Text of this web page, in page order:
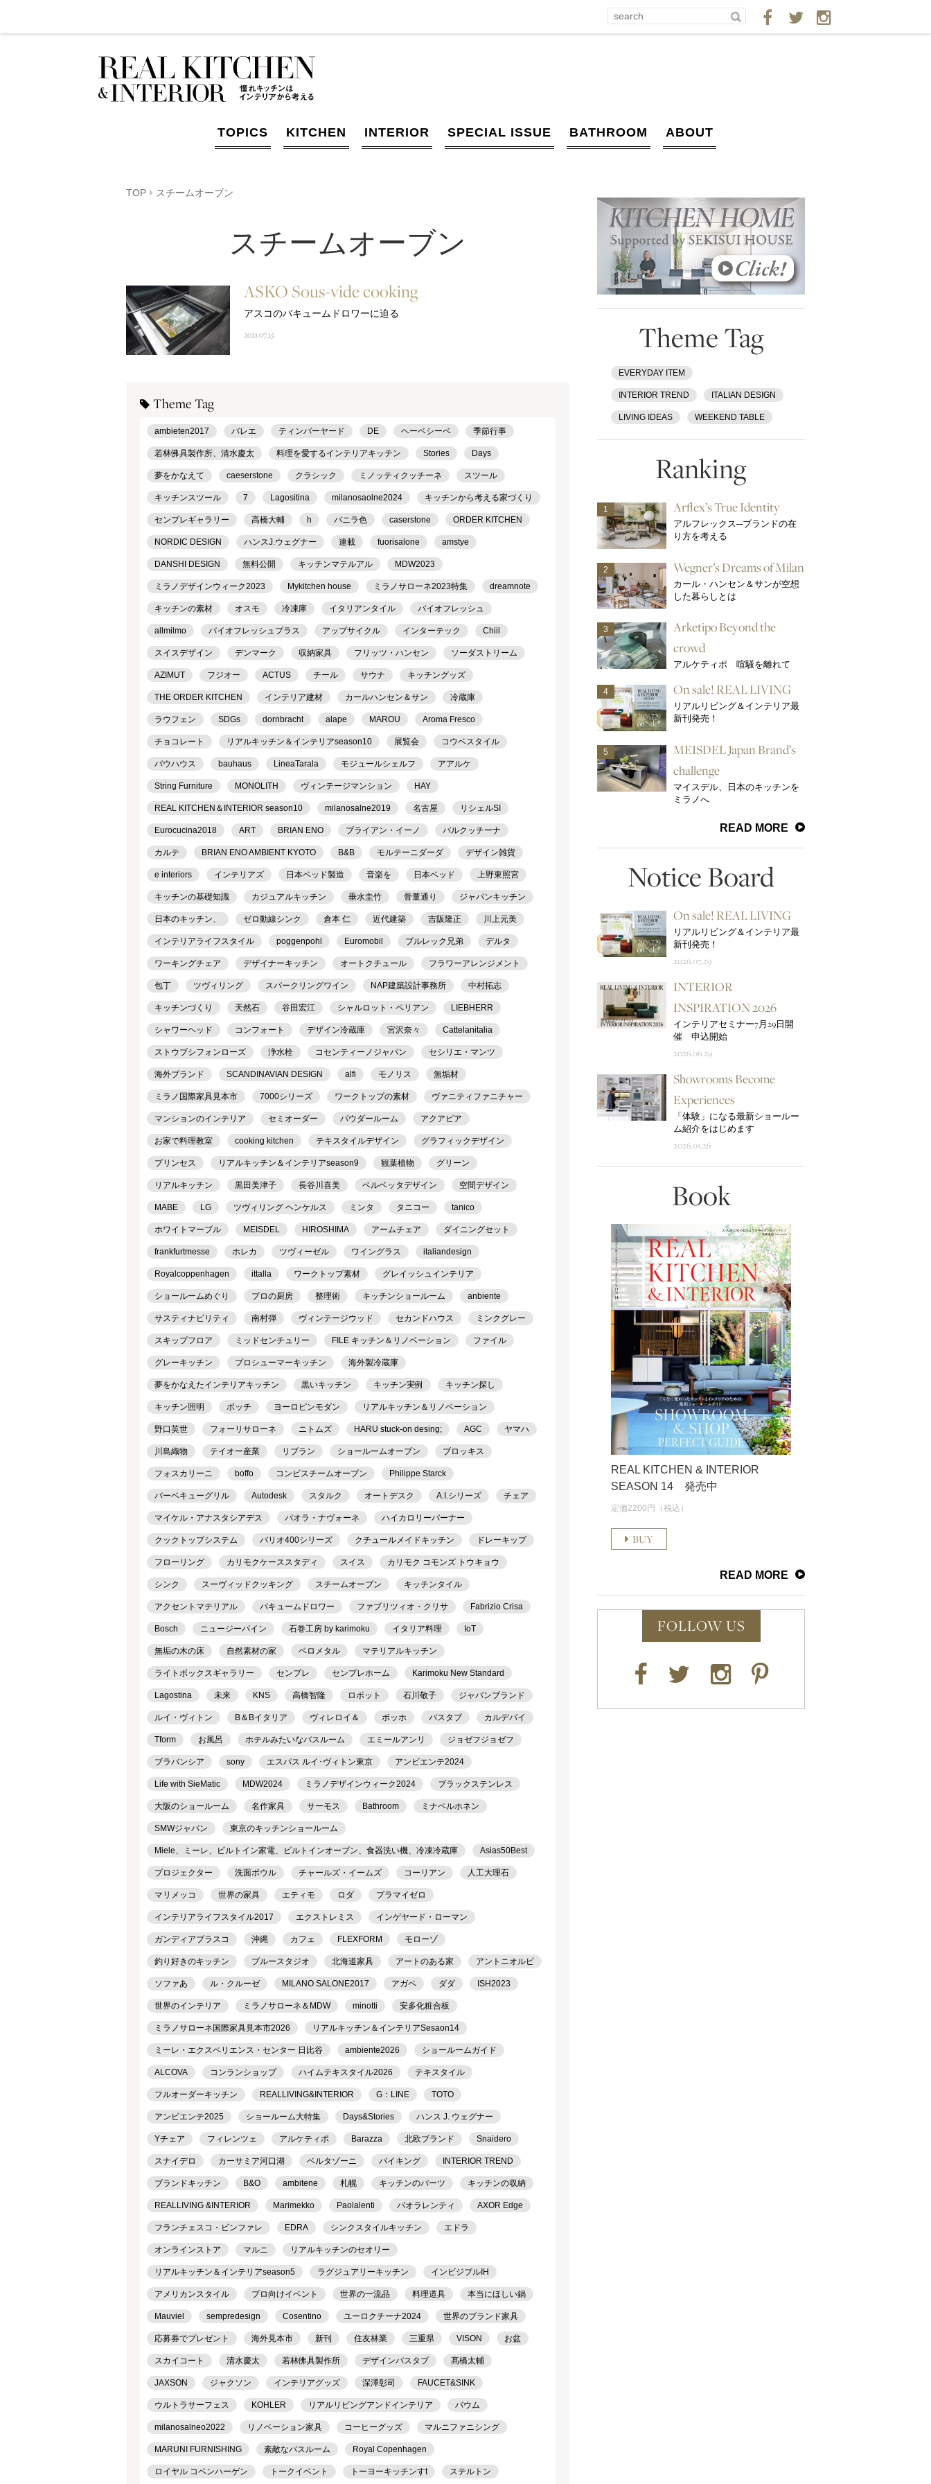
TOPICS KITCHEN INTERIOR SPECIAL ISSUE BATHROOM ABOUT
TOP スチームオーブン
スチームオーブン
ASKO Sous-vide cooking
アスコのバキュームドロワーに迫る
2021.07.25
Theme Tag
ambieten2017 バレエ ティンバーヤード DE ヘーベシーベ 季節行事
若林佛具製作所、清水慶太 料理を愛するインテリアキッチン Stories Days
夢をかなえて caeserstone クラシック ミノッティクッチーネ スツール
キッチンスツール 7 Lagositina milanosaolne2024 キッチンから考える家づくり
センプレギャラリー 高橋大輔 h バニラ色 caserstone ORDER KITCHEN
NORDIC DESIGN ハンスJ.ウェグナー 連載 fuorisalone amstye
DANSHI DESIGN 無料公開 キッチンマテルアル MDW2023
ミラノデザインウィーク2023 Mykitchen house ミラノサローネ2023特集 dreamnote
キッチンの素材 オスモ 冷凍庫 イタリアンタイル バイオフレッシュ
allmilmo バイオフレッシュプラス アップサイクル インターテック Chiil
スイスデザイン デンマーク 収納家具 フリッツ・ハンセン ソーダストリーム
AZIMUT フジオー ACTUS チール サウナ キッチングッズ
THE ORDER KITCHEN インテリア建材 カールハンセン＆サン 冷蔵庫
ラウフェン SDGs dornbracht alape MAROU Aroma Fresco
チョコレート リアルキッチン＆インテリアseason10 展覧会 コウベスタイル
バウハウス bauhaus LineaTarala モジュールシェルフ アアルケ
String Furniture MONOLITH ヴィンテージマンション HAY
REAL KITCHEN＆INTERIOR season10 milanosalne2019 名古屋 リシェルSI
Eurocucina2018 ART BRIAN ENO ブライアン・イーノ バルクッチーナ
カルテ BRIAN ENO AMBIENT KYOTO B&B モルテーニダーダ デザイン雑貨
e interiors インテリアズ 日本ベッド製造 音楽を 日本ベッド 上野東照宮
キッチンの基礎知識 カジュアルキッチン 垂水圭竹 骨董通り ジャパンキッチン
日本のキッチン、 ゼロ動線シンク 倉本 仁 近代建築 吉阪隆正 川上元美
インテリアライフスタイル poggenpohl Euromobil ブルレック兄弟 デルタ
ワーキングチェア デザイナーキッチン オートクチュール フラワーアレンジメント
包丁 ツヴィリング スパークリングワイン NAP建築設計事務所 中村拓志
キッチンづくり 天然石 谷田宏江 シャルロット・ペリアン LIEBHERR
シャワーヘッド コンフォート デザイン冷蔵庫 宮沢奈々 Cattelanitalia
ストウブシフォンローズ 浄水栓 コセンティーノジャパン セシリエ・マンツ
海外ブランド SCANDINAVIAN DESIGN alfi モノリス 無垢材
ミラノ国際家具見本市 7000シリーズ ワークトップの素材 ヴァニティファニチャー
マンションのインテリア セミオーダー パウダールーム アクアピア
お家で料理教室 cooking kitchen テキスタイルデザイン グラフィックデザイン
プリンセス リアルキッチン＆インテリアseason9 観葉植物 グリーン
リアルキッチン 黒田美津子 長谷川喜美 ベルベッタデザイン 空間デザイン
MABE LG ツヴィリング ヘンケルス ミンタ タニコー tanico
ホワイトマーブル MEISDEL HIROSHIMA アームチェア ダイニングセット
frankfurtmesse ホレカ ツヴィーゼル ワイングラス italiandesign
Royalcoppenhagen ittalla ワークトップ素材 グレイッシュインテリア
ショールームめぐり プロの厨房 整理術 キッチンショールーム anbiente
サスティナビリティ 南村弾 ヴィンテージウッド セカンドハウス ミンクグレー
スキップフロア ミッドセンチュリー FILE キッチン＆リノベーション ファイル
グレーキッチン プロシューマーキッチン 海外製冷蔵庫
夢をかなえたインテリアキッチン 黒いキッチン キッチン実例 キッチン探し
キッチン照明 ボッチ ヨーロピンモダン リアルキッチン＆リノベーション
野口英世 フォーリサローネ ニトムズ HARU stuck-on desing; AGC ヤマハ
川島織物 テイオー産業 リブラン ショールームオープン ブロッキス
フォスカリーニ boffo コンビスチームオーブン Philippe Starck
バーベキューグリル Autodesk スタルク オートデスク A.I.シリーズ チェア
マイケル・アナスタシアデス パオラ・ナヴォーネ ハイカロリーバーナー
クックトップシステム バリオ400シリーズ クチュールメイドキッチン ドレーキップ
フローリング カリモクケーススタディ スイス カリモク コモンズ トウキョウ
シンク スーヴィッドクッキング スチームオーブン キッチンタイル
アクセントマテリアル バキュームドロワー ファブリツィオ・クリサ Fabrizio Crisa
Bosch ニュージーパイン 石巻工房 by karimoku イタリア料理 IoT
無垢の木の床 自然素材の家 ベロメタル マテリアルキッチン
ライトボックスギャラリー センプレ センプレホーム Karimoku New Standard
Lagostina 未来 KNS 高橋智隆 ロボット 石川敬子 ジャパンブランド
ルイ・ヴィトン B＆Bイタリア ヴィレロイ＆ ボッホ バスタブ カルデバイ
Tform お風呂 ホテルみたいなバスルーム エミールアンリ ジョゼフジョゼフ
ブラバンシア sony エスパス ルイ･ヴィトン東京 アンビエンテ2024
Life with SieMatic MDW2024 ミラノデザインウィーク2024 ブラックステンレス
大阪のショールーム 名作家具 サーモス Bathroom ミナペルホネン
SMWジャパン 東京のキッチンショールーム
Miele、ミーレ、ビルトイン家電、ビルトインオーブン、食器洗い機、冷凍冷蔵庫 Asias50Best
プロジェクター 洗面ボウル チャールズ・イームズ コーリアン 人工大理石
マリメッコ 世界の家具 エティモ ロダ プラマイゼロ
インテリアライフスタイル2017 エクストレミス インゲヤード・ローマン
ガンディアブラスコ 沖縄 カフェ FLEXFORM モローゾ
釣り好きのキッチン ブルースタジオ 北海道家具 アートのある家 アントニオルピ
ソファあ ル・クルーゼ MILANO SALONE2017 アガペ ダダ ISH2023
世界のインテリア ミラノサローネ＆MDW minotti 安多化粧合板
ミラノサローネ国際家具見本市2026 リアルキッチン＆インテリアSesaon14
ミーレ・エクスペリエンス・センター 日比谷 ambiente2026 ショールームガイド
ALCOVA コンランショップ ハイムテキスタイル2026 テキスタイル
フルオーダーキッチン REALLIVING&INTERIOR G：LINE TOTO
アンビエンテ2025 ショールーム大特集 Days&Stories ハンス J. ウェグナー
Yチェア フィレンツェ アルケティポ Barazza 北欧ブランド Snaidero
スナイデロ カーサミア河口湖 ベルタゾーニ バイキング INTERIOR TREND
ブランドキッチン B&O ambitene 札幌 キッチンのパーツ キッチンの収納
REALLIVING &INTERIOR Marimekko Paolalenti パオラレンティ AXOR Edge
フランチェスコ・ビンファレ EDRA シンクスタイルキッチン エドラ
オンラインストア マルニ リアルキッチンのセオリー
リアルキッチン＆インテリアseason5 ラグジュアリーキッチン インビジブルIH
アメリカンスタイル プロ向けイベント 世界の一流品 料理道具 本当にほしい鍋
Mauviel sempredesign Cosentino ユーロクチーナ2024 世界のブランド家具
応募券でプレゼント 海外見本市 新刊 住友林業 三重県 VISON お盆
スカイコート 清水慶太 若林佛具製作所 デザインバスタブ 髙橋太輔
JAXSON ジャクソン インテリアグッズ 深澤彰司 FAUCET&SINK
ウルトラサーフェス KOHLER リアルリビングアンドインテリア バウム
milanosalneo2022 リノベーション家具 コーヒーグッズ マルニファニシング
MARUNI FURNISHING 素敵なバスルーム Royal Copenhagen
ロイヤル コペンハーゲン トークイベント トーヨーキッチンすt ステルトン
Theme Tag
EVERYDAY ITEM
INTERIOR TREND ITALIAN DESIGN
LIVING IDEAS WEEKEND TABLE
Ranking
1 Arflex’s True Identity
アルフレックス─ブランドの在
り方を考える
2 Wegner’s Dreams of Milan
カール・ハンセン＆サンが空想
した暮らしとは
3
Arketipo Beyond the
crowd
アルケティポ 喧騒を離れて
4 On sale! REAL LIVING
リアルリビング＆インテリア最
新刊発売！
5
MEISDEL Japan Brand’s
challenge
マイスデル、日本のキッチンを
ミラノへ
READ MORE
Notice Board
On sale! REAL LIVING
リアルリビング＆インテリア最
新刊発売！
2026.07.29
INTERIOR
INSPIRATION 2026
インテリアセミナー7月29日開
催 申込開始
2026.06.29
Showrooms Become
Experiences
「体験」になる最新ショールー
ム紹介をはじめます
2026.01.26
Book
REAL KITCHEN & INTERIOR
SEASON 14 発売中
定価2200円（税込）
BUY
READ MORE
FOLLOW US